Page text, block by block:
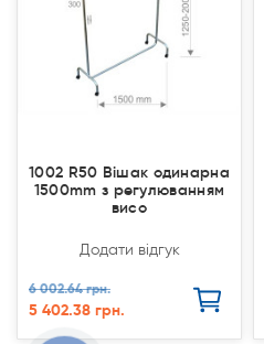
1002 R50 Вішак одинарна
1500mm з регулюванням
висо
Додати відгук
6 002.64 грн.
5 402.38 грн.